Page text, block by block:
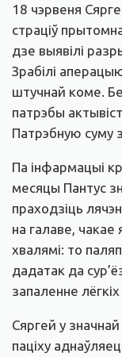
18 чэрвеня
страціў
дзе выявілі
Зрабілі
штучнай коме.
патрэбы
Патрэбную суму
Па інфармацыі
месяцы Пантус
праходзіць
на галаве,
хвалямі: то
дадатак да
запаленне
Сяргей у
паціху